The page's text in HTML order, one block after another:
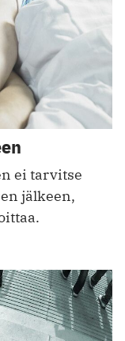
ei tarvitse
jälkeen,